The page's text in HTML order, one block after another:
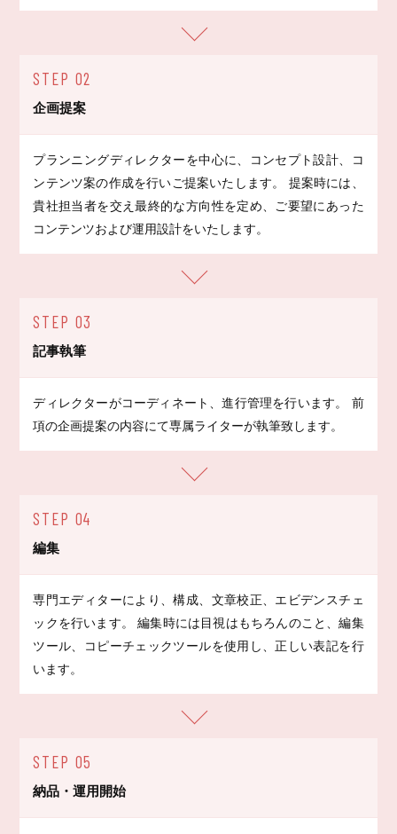
STEP 02
企画提案
プランニングディレクターを中心に、コンセプト設計、コ
ンテンツ案の作成を行いご提案いたします。 提案時には、
貴社担当者を交え最終的な方向性を定め、ご要望にあった
コンテンツおよび運用設計をいたします。
STEP 03
記事執筆
ディレクターがコーディネート、進行管理を行います。 前
項の企画提案の内容にて専属ライターが執筆致します。
STEP 04
編集
専門エディターにより、構成、文章校正、エビデンスチェ
ックを行います。 編集時には目視はもちろんのこと、編集
ツール、コピーチェックツールを使用し、正しい表記を行
います。
STEP 05
納品・運用開始